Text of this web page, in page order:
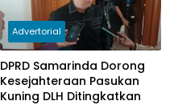
Advertorial
DPRD Samarinda Dorong
Kesejahteraan Pasukan
Kuning DLH Ditingkatkan